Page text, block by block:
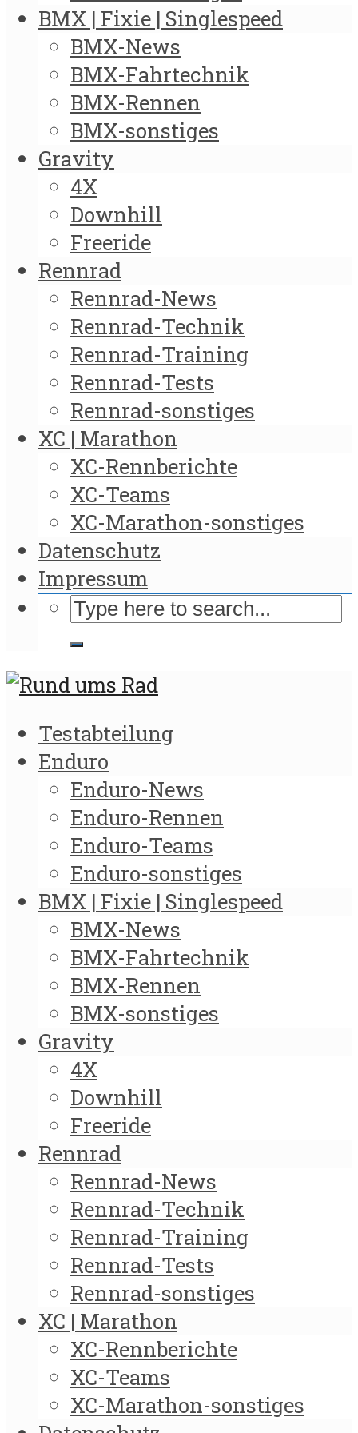
BMX | Fixie | Singlespeed
BMX-News
BMX-Fahrtechnik
BMX-Rennen
BMX-sonstiges
Gravity
4X
Downhill
Freeride
Rennrad
Rennrad-News
Rennrad-Technik
Rennrad-Training
Rennrad-Tests
Rennrad-sonstiges
XC | Marathon
XC-Rennberichte
XC-Teams
XC-Marathon-sonstiges
Datenschutz
Impressum
Testabteilung
Enduro
Enduro-News
Enduro-Rennen
Enduro-Teams
Enduro-sonstiges
BMX | Fixie | Singlespeed
BMX-News
BMX-Fahrtechnik
BMX-Rennen
BMX-sonstiges
Gravity
4X
Downhill
Freeride
Rennrad
Rennrad-News
Rennrad-Technik
Rennrad-Training
Rennrad-Tests
Rennrad-sonstiges
XC | Marathon
XC-Rennberichte
XC-Teams
XC-Marathon-sonstiges